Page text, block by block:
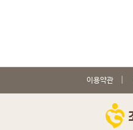
이용약관